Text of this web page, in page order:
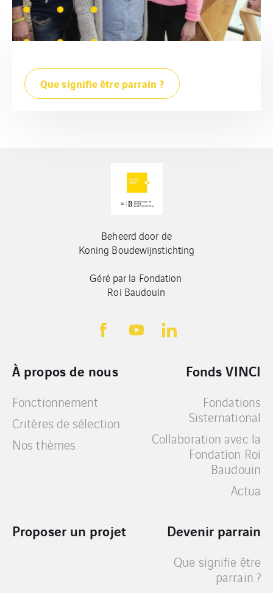
Que signifie être parrain ?
Beheerd door de
Koning Boudewijnstichting
Géré par la Fondation
Roi Baudouin
À propos de nous
Fonctionnement
Critères de sélection
Nos thèmes
Fonds VINCI
Fondations
Sisternational
Collaboration avec la
Fondation Roi
Baudouin
Actua
Proposer un projet Devenir parrain
Que signifie être
parrain ?